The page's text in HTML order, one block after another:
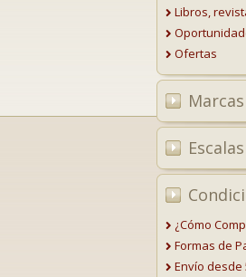
Libros,
Ofertas
Marcas
Escalas
¿Cómo
Formas de
Envío desde